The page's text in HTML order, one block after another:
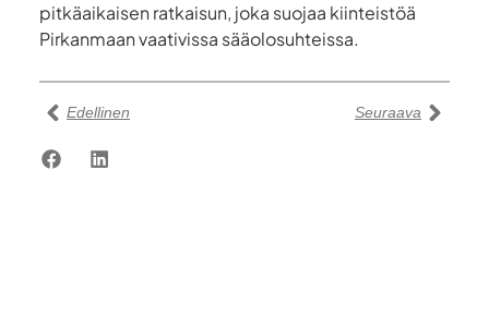
pitkäaikaisen ratkaisun, joka suojaa kiinteistöä
Pirkanmaan vaativissa sääolosuhteissa.
Edellinen Seuraava